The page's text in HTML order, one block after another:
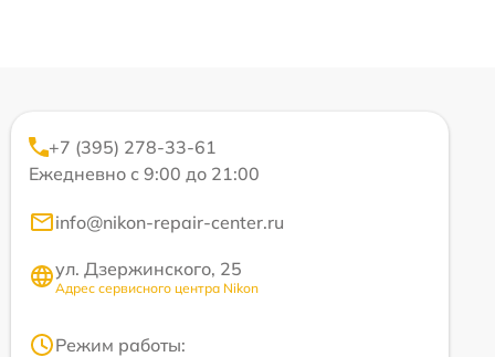
+7 (395) 278-33-61
Ежедневно с 9:00 до 21:00
info@nikon-repair-center.ru
ул. Дзержинского, 25
Адрес сервисного центра Nikon
Режим работы: